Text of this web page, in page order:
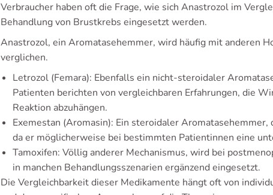
Verbraucher haben oft die Frage, wie sich Anastrozol im
Behandlung von Brustkrebs eingesetzt werden.
Anastrozol, ein Aromatasehemmer, wird häufig mit anderen
verglichen.
Letrozol (Femara): Ebenfalls ein nicht-steroidaler
Patienten berichten von vergleichbaren Erfahrungen, die
Reaktion abzuhängen.
Exemestan (Aromasin): Ein steroidaler
da er möglicherweise bei bestimmten Patientinnen eine
Tamoxifen: Völlig anderer Mechanismus, wird bei
in manchen Behandlungsszenarien ergänzend eingesetzt.
Die Vergleichbarkeit dieser Medikamente hängt oft von